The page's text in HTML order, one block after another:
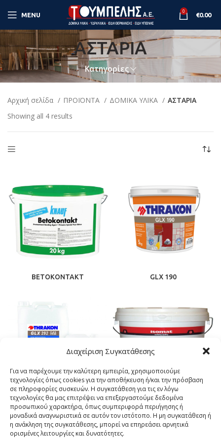
Διαχείριση Συγκατάθεσης
Για να παρέχουμε την καλύτερη εμπειρία, χρησιμοποιούμε
τεχνολογίες όπως cookies για την αποθήκευση ή/και την πρόσβαση
σε πληροφορίες συσκευών. Η συγκατάθεση για τις εν λόγω
τεχνολογίες θα μας επιτρέψει να επεξεργαστούμε δεδομένα
προσωπικού χαρακτήρα, όπως συμπεριφορά περιήγησης ή
μοναδικά αναγνωριστικά σε αυτόν τον ιστότοπο. Η μη συγκατάθεση ή
η ανάκληση της συγκατάθεσης, μπορεί να επηρεάσει αρνητικά
ορισμένες λειτουργίες και δυνατότητες.
MENU 0 €0.00
ΑΣΤΑΡΙΑ
Κατηγορίες
Αρχική σελίδα ΠΡΟΪΟΝΤΑ ΔΟΜΙΚΑ ΥΛΙΚΑ
ΑΣΤΑΡΙΑ
Showing all 4 results
BETOKONTAKT GLX 190
GLX 292 PL-BOND